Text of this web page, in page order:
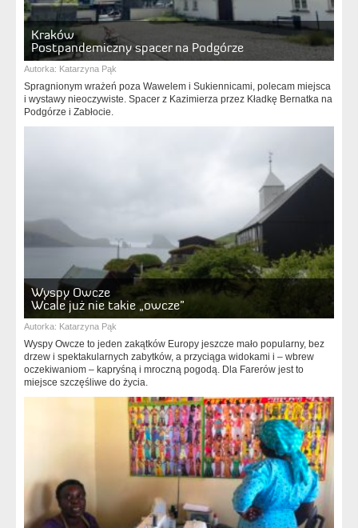
Kraków
Postpandemiczny spacer na Podgórze
Autorka: Katarzyna Pąk
Spragnionym wrażeń poza Wawelem i Sukiennicami, polecam miejsca
i wystawy nieoczywiste. Spacer z Kazimierza przez Kładkę Bernatka na
Podgórze i Zabłocie.
Wyspy Owcze
Wcale już nie takie „owcze”
Autorka: Katarzyna Pąk
Wyspy Owcze to jeden zakątków Europy jeszcze mało popularny, bez
drzew i spektakularnych zabytków, a przyciąga widokami i – wbrew
oczekiwaniom – kapryśną i mroczną pogodą. Dla Farerów jest to
miejsce szczęśliwe do życia.